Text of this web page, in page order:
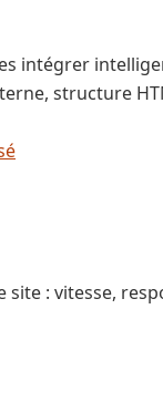
intégrer
structure
: vitesse,